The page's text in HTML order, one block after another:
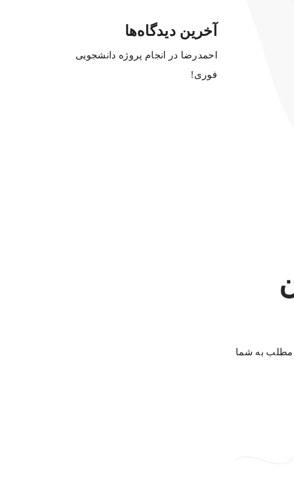
مطلب به شما
آخرین دیدگاه‌ها
احمدرضا در
انجام پروژه دانشجویی
فوری!